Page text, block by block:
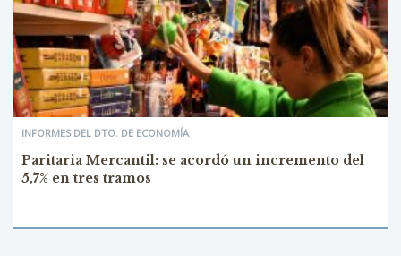
INFORMES DEL DTO. DE ECONOMÍA
Paritaria Mercantil: se acordó un incremento del
5,7% en tres tramos